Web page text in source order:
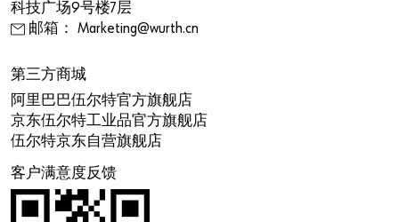
科技广场9号楼7层
邮箱： Marketing@wurth.cn
第三方商城
阿里巴巴伍尔特官方旗舰店
京东伍尔特工业品官方旗舰店
伍尔特京东自营旗舰店
客户满意度反馈